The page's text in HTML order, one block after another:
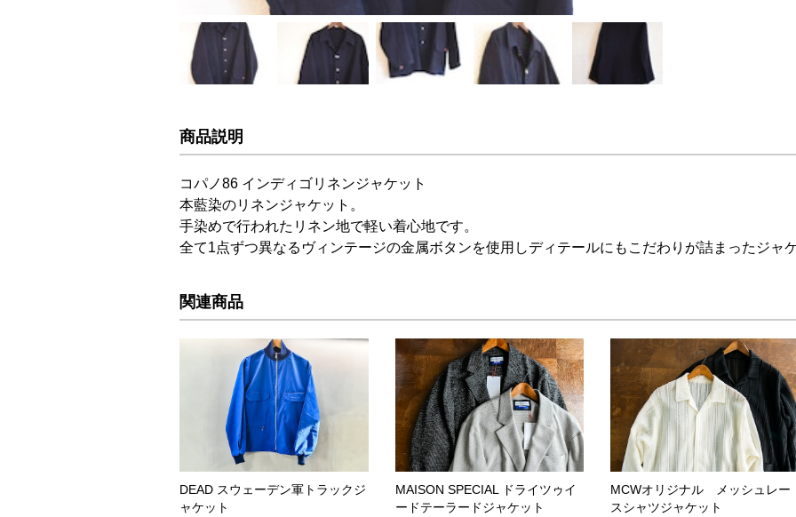
商品説明
コパノ86 インディゴリネンジャケット
本藍染のリネンジャケット。
手染めで行われたリネン地で軽い着心地です。
全て1点ずつ異なるヴィンテージの金属ボタンを使用しディテールにもこだわりが詰まったジャ
関連商品
DEAD スウェーデン軍トラックジ
ャケット
MAISON SPECIAL ドライツゥイ
ードテーラードジャケット
MCWオリジナル メッシュレー
スシャツジャケット